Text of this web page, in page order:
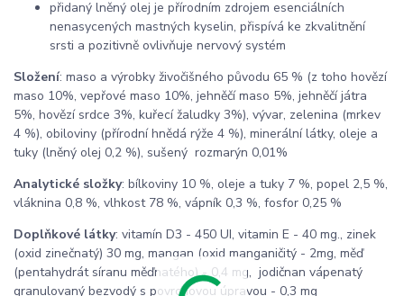
přidaný lněný olej je přírodním zdrojem esenciálních
nenasycených mastných kyselin, přispívá ke zkvalitnění
srsti a pozitivně ovlivňuje nervový systém
Složení: maso a výrobky živočišného původu 65 % (z toho hovězí
maso 10%, vepřové maso 10%, jehněčí maso 5%, jehněčí játra
5%, hovězí srdce 3%, kuřecí žaludky 3%), vývar, zelenina (mrkev
4 %), obiloviny (přírodní hnědá rýže 4 %), minerální látky, oleje a
tuky (lněný olej 0,2 %), sušený rozmarýn 0,01%
Analytické složky: bílkoviny 10 %, oleje a tuky 7 %, popel 2,5 %,
vláknina 0,8 %, vlhkost 78 %, vápník 0,3 %, fosfor 0,25 %
Doplňkové látky: vitamín D3 - 450 UI, vitamin E - 40 mg., zinek
(oxid zinečnatý) 30 mg, mangan (oxid manganičitý - 2mg, měď
(pentahydrát síranu měďnatého) - 0,4 mg, jodičnan vápenatý
granulovaný bezvodý s povrchovou úpravou - 0,3 mg